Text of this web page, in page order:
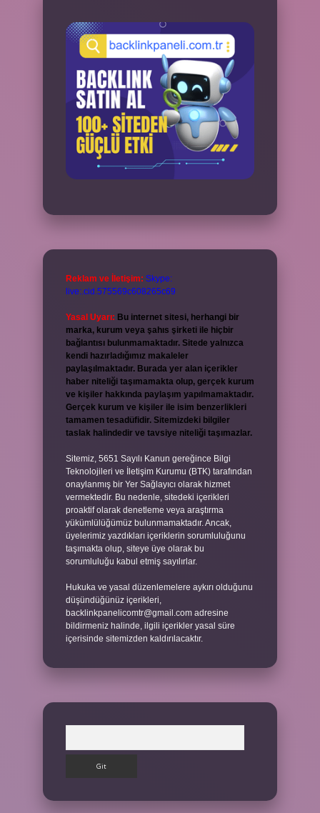
Reklam ve İletişim: Skype:
live:.cid.575569c608265c69
Yasal Uyarı: Bu internet sitesi, herhangi bir
marka, kurum veya şahıs şirketi ile hiçbir
bağlantısı bulunmamaktadır. Sitede yalnızca
kendi hazırladığımız makaleler
paylaşılmaktadır. Burada yer alan içerikler
haber niteliği taşımamakta olup, gerçek kurum
ve kişiler hakkında paylaşım yapılmamaktadır.
Gerçek kurum ve kişiler ile isim benzerlikleri
tamamen tesadüfidir. Sitemizdeki bilgiler
taslak halindedir ve tavsiye niteliği taşımazlar.
Sitemiz, 5651 Sayılı Kanun gereğince Bilgi
Teknolojileri ve İletişim Kurumu (BTK) tarafından
onaylanmış bir Yer Sağlayıcı olarak hizmet
vermektedir. Bu nedenle, sitedeki içerikleri
proaktif olarak denetleme veya araştırma
yükümlülüğümüz bulunmamaktadır. Ancak,
üyelerimiz yazdıkları içeriklerin sorumluluğunu
taşımakta olup, siteye üye olarak bu
sorumluluğu kabul etmiş sayılırlar.
Hukuka ve yasal düzenlemelere aykırı olduğunu
düşündüğünüz içerikleri,
backlinkpanelicomtr@gmail.com adresine
bildirmeniz halinde, ilgili içerikler yasal süre
içerisinde sitemizden kaldırılacaktır.